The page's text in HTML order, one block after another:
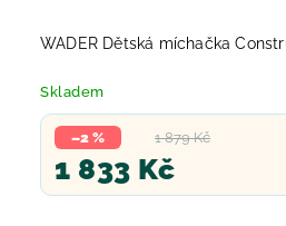
WADER Dětská míchačka
Skladem
1 879 Kč
–2 %
1 833 Kč